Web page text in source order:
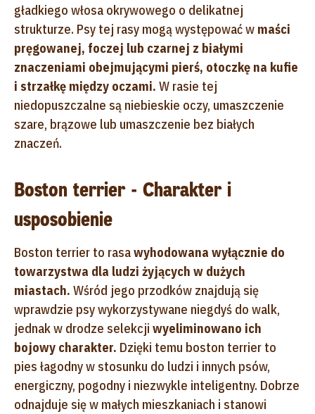
gładkiego włosa okrywowego o delikatnej
strukturze. Psy tej rasy mogą występować w maści
pręgowanej, foczej lub czarnej z białymi
znaczeniami obejmującymi pierś, otoczkę na kufie
i strzałkę między oczami. W rasie tej
niedopuszczalne są niebieskie oczy, umaszczenie
szare, brązowe lub umaszczenie bez białych
znaczeń.
Boston terrier - Charakter i
usposobienie
Boston terrier to rasawyhodowana wyłącznie do
towarzystwa dla ludzi żyjących w dużych
miastach. Wśród jego przodków znajdują się
wprawdzie psy wykorzystywane niegdyś do walk,
jednak w drodze selekcji wyeliminowano ich
bojowy charakter. Dzięki temu boston terrier to
pies łagodny w stosunku do ludzi i innych psów,
energiczny, pogodny i niezwykle inteligentny. Dobrze
odnajduje się w małych mieszkaniach i stanowi